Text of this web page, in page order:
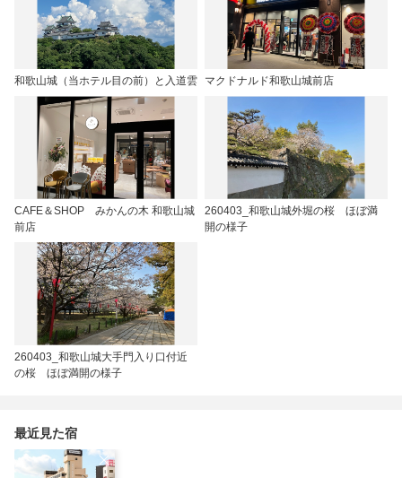
和歌山城（当ホテル目の前）と入道雲 マクドナルド和歌山城前店
CAFE＆SHOP みかんの木 和歌山城
前店
260403_和歌山城外堀の桜 ほぼ満
開の様子
260403_和歌山城大手門入り口付近
の桜 ほぼ満開の様子
最近見た宿